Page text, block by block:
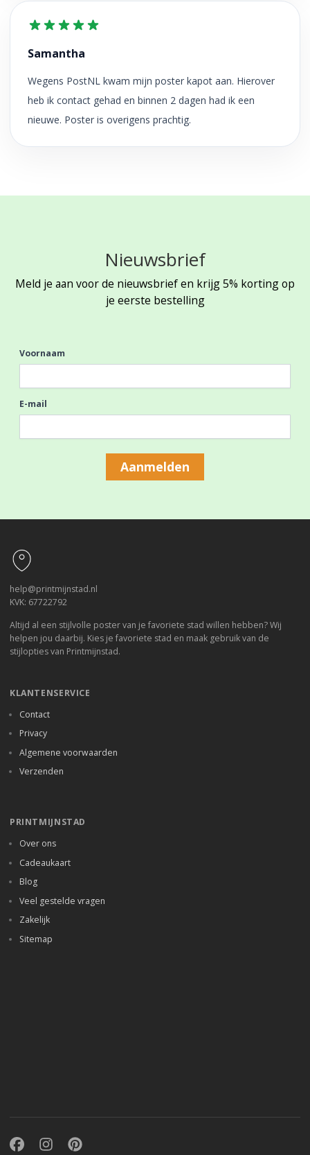
Samantha
Wegens PostNL kwam mijn poster kapot aan. Hierover
heb ik contact gehad en binnen 2 dagen had ik een
nieuwe. Poster is overigens prachtig.
Nieuwsbrief
Meld je aan voor de nieuwsbrief en krijg 5% korting op
je eerste bestelling
Voornaam
E-mail
Aanmelden
help@printmijnstad.nl
KVK: 67722792
Altijd al een stijlvolle poster van je favoriete stad willen hebben? Wij
helpen jou daarbij. Kies je favoriete stad en maak gebruik van de
stijlopties van Printmijnstad.
KLANTENSERVICE
Contact
Privacy
Algemene voorwaarden
Verzenden
PRINTMIJNSTAD
Over ons
Cadeaukaart
Blog
Veel gestelde vragen
Zakelijk
Sitemap
FacebookInstagramPinterest